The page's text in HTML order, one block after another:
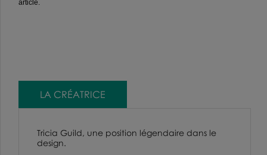
article.
LA CRÉATRICE
Tricia Guild, une position légendaire dans le
design.